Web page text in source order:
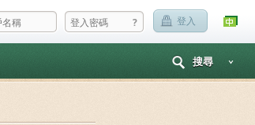
? 登入
搜尋